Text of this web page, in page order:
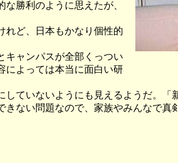
勝利のように思えたが、
れど、日本もかなり個性的
キャンパスが全部くっつい
によっては本当に面白い研
ていないようにも見えるようだ。「
ない問題なので、家族やみんなで真